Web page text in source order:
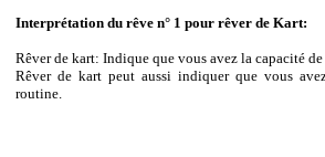
Interprétation du rêve n° 1 pour rêver de Kart:
Rêver de kart: Indique que vous avez la capacité
Rêver de kart peut aussi indiquer que vous
routine.